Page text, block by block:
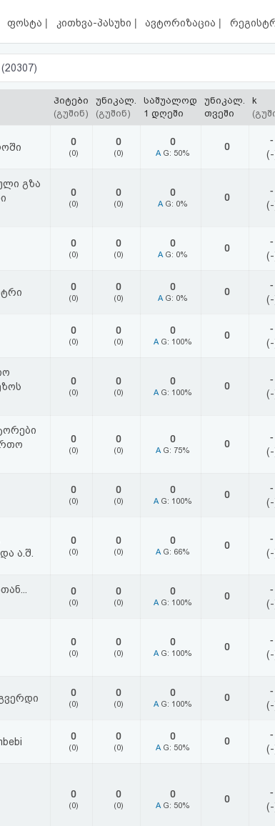
ფოსტა | კითხვა-პასუხი | ავტორიზაცია |
ყველა (20307)
ჰიტები
(გუშინ)
უნიკალ.
(გუშინ)
საშუალოდ
1 დღეში
უნიკალ.
თვეში
k
0
(0)
0
(0)
0
A G: 50%
0
-
გზა
0
(0)
0
(0)
0
A G: 0%
0
-
0
(0)
0
(0)
0
A G: 0%
0
-
0
(0)
0
(0)
0
A G: 0%
0
-
0
(0)
0
(0)
0
A G: 100%
0
-
0
(0)
0
(0)
0
A G: 100%
0
-
0
(0)
0
(0)
0
A G: 75%
0
-
0
(0)
0
(0)
0
A G: 100%
0
-
ა.შ.
0
(0)
0
(0)
0
A G: 66%
0
-
0
(0)
0
(0)
0
A G: 100%
0
-
0
(0)
0
(0)
0
A G: 100%
0
-
0
(0)
0
(0)
0
A G: 100%
0
-
0
(0)
0
(0)
0
A G: 50%
0
-
0
(0)
0
(0)
0
A G: 50%
0
-